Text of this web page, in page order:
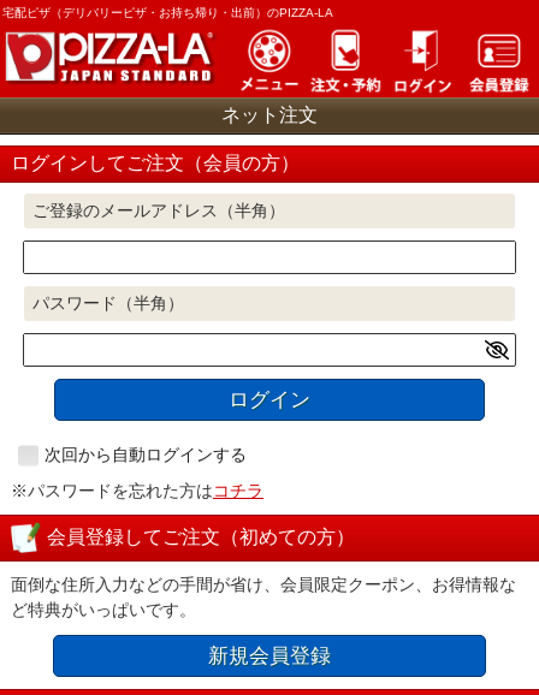
宅配ピザ（デリバリーピザ・お持ち帰り・出前）のPIZZA-LA
ネット注文
ログインしてご注文（会員の方）
ご登録のメールアドレス（半角）
パスワード（半角）
ログイン
次回から自動ログインする
※パスワードを忘れた方はコチラ
会員登録してご注文（初めての方）
面倒な住所入力などの手間が省け、会員限定クーポン、お得情報な
ど特典がいっぱいです。
新規会員登録